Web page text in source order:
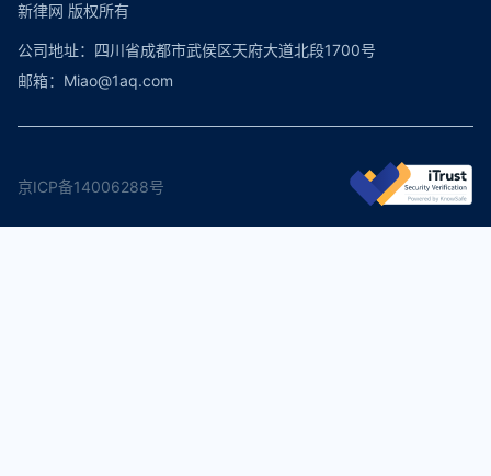
新律网 版权所有
公司地址：四川省成都市武侯区天府大道北段1700号
邮箱：Miao@1aq.com
京ICP备14006288号